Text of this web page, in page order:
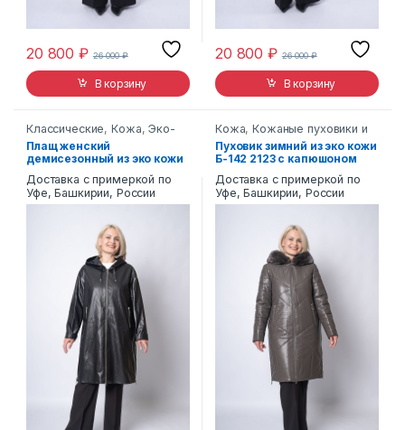
20 800₽ 26 000₽
В корзину
20 800₽ 26 000₽
В корзину
Классические,Кожа,Эко-
кожа
Плащ женский
демисезонный из эко кожи
Доставка с примеркой по
Уфе, Башкирии, России
Кожа,Кожаные пуховики и
пальто
Эко-кожа
Пуховик зимний из эко кожи
Б-142 2123 с капюшоном
Доставка с примеркой по
Уфе, Башкирии, России